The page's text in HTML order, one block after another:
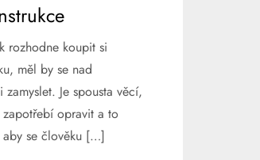
rozhodne koupit si
měl by se nad
zamyslet. Je spousta věcí,
opravit a to
se člověku […]